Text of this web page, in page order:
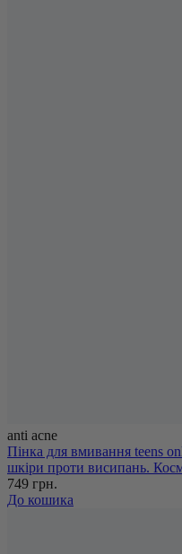
anti acne
Пінка для вмивання teens
шкіри проти висипань.
749 грн.
До кошика